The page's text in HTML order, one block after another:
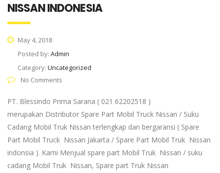
NISSAN INDONESIA
May 4, 2018
Posted by: Admin
Category: Uncategorized
No Comments
PT. Blessindo Prima Sarana ( 021 62202518 )
merupakan Distributor Spare Part Mobil Truck Nissan / Suku
Cadang Mobil Truk Nissan terlengkap dan bergaransi ( Spare
Part Mobil Truck Nissan Jakarta / Spare Part Mobil Truk Nissan
indonsia ). Kami Menjual spare part Mobil Truk Nissan / suku
cadang Mobil Truk Nissan, Spare part Truk Nissan